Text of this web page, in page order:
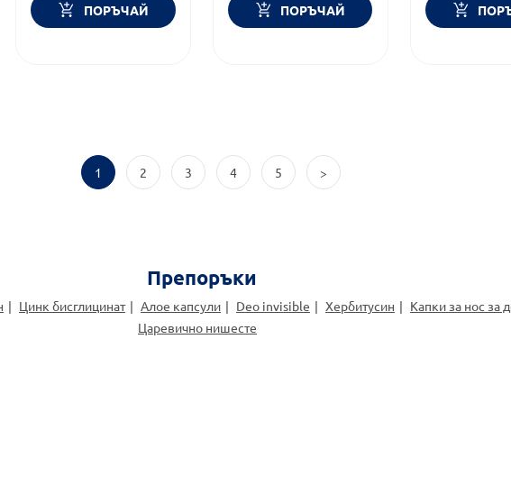
ПОРЪЧАЙ ПОРЪЧАЙ
1 2 3 4 5 >
Препоръки
Цинк бисглицинат Алое капсули Deo invisible Хербитусин Капки за нос за
Царевично нишесте